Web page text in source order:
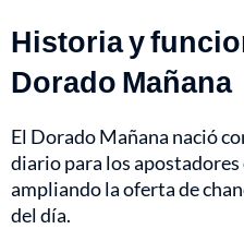
Historia y
Dorado Mañana
El Dorado Mañana nació
diario para los
ampliando la oferta de
del día.